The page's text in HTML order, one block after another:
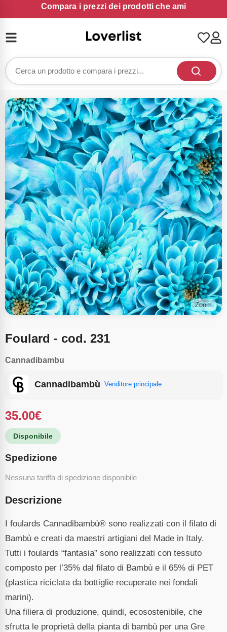
Compara i prezzi dei prodotti che ami
Zoom
Foulard - cod. 231
Cannadibambu
Cannadibambù Venditore principale
35.00€
Disponibile
Spedizione
Nessuna tariffa di spedizione disponibile
Descrizione
I foulards Cannadibambù® sono realizzati con il filato di
Bambù e creati da maestri artigiani del Made in Italy.
Tutti i foulards “fantasia” sono realizzati con tessuto
composto per l’35% dal filato di Bambù e il 65% di PET
(plastica riciclata da bottiglie recuperate nei fondali
marini).
Una filiera di produzione, quindi, ecosostenibile, che
sfrutta le proprietà della pianta di bambù per una Gre